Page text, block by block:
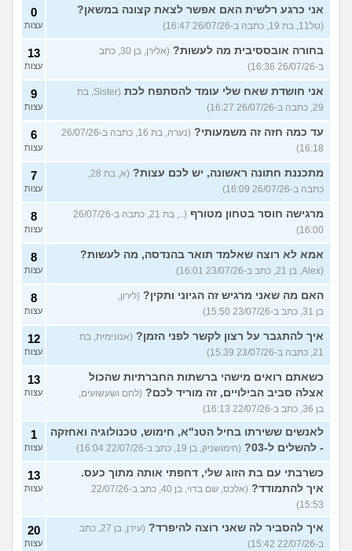
אני כרגע רלשית האם אפשר לצאת קצונה במשאן?
(טל11, בת 19, כתבה ב-26/07/26 16:47)
0
עצות
בחורה אובססיבית מה לעשות?
(אלירן, בן 30, כתב
ב-26/07/26 16:36)
13
עצות
אני חושדת שאח שלי עומד להסתפח לכת
(Sister, בת
29, כתבה ב-26/07/26 16:27)
9
עצות
עד כמה חזה זה משמעותי?
(נערה, בת 16, כתבה ב-26/07/26
16:18)
6
עצות
מתכננת חתונה ראשונה, יש לכם עצות?
(א, בת 28,
כתבה ב-26/07/26 16:09)
7
עצות
מרגישה חוסר בטחון מטורף
(.., בת 21, כתבה ב-26/07/26
16:00)
8
עצות
אמא לא רוצה שאלמד תואר בהנדסה, מה לעשות?
(Alex, בן 21, כתב ב-23/07/26 16:01)
8
עצות
האם מה שאני מרגיש זה הגיוני ותקין? (לירון,
בן 31, כתב ב-23/07/26 15:50)
8
עצות
איך להתגבר על רצון לקשר לפני הזמן? (אנונימית, בת
21, כתבה ב-23/07/26 15:39)
12
עצות
כשאתם רואים מישהי ברשתות החברתיות שהכול
אצלה סביב הבילויים, זה מוריד לכם? (לחם ושעשועים,
בן 36, כתב ב-22/07/26 16:13)
13
עצות
לאנשים ששירתו בחיל הטנ"א, חימוש, טכנולוגיה ואחזקה
- להשלים ל-03?
(חימושניק, בן 19, כתב ב-22/07/26 16:04)
1
עצות
כשרבתי עם בת הזוג שלי, דחפתי אותה מתוך כעס.
איך להתמודד?
(אלכס, שם בדוי, בן 40, כתב ב-22/07/26
15:53)
13
עצות
איך להסביר לה שאני רוצה להיפרד?
(עידן, בן 27, כתב
ב-22/07/26 15:42)
20
עצות